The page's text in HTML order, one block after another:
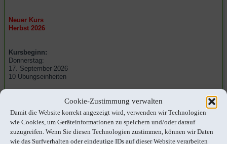
Cookie-Zustimmung verwalten
Damit die Website korrekt angezeigt wird, verwenden wir Technologien
wie Cookies, um Geräteinformationen zu speichern und/oder darauf
zuzugreifen. Wenn Sie diesen Technologien zustimmen, können wir Daten
wie das Surfverhalten oder eindeutige IDs auf dieser Website verarbeiten
Neuer Kurs
Herbst 2026
Kursbeginn:
Donnerstag:
17. September 2026
10 Übungseinheiten
Anmeldung:
e.schweda
@yogaundbewegung.de
Tel. 09081 22267